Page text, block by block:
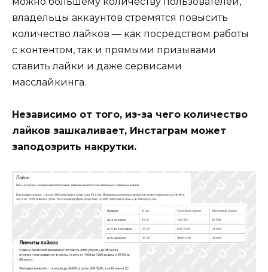
владельцы аккаунтов стремятся повысить
количество лайков — как посредством работы
с контентом, так и прямыми призывами
ставить лайки и даже сервисами
масслайкинга.
Независимо от того, из-за чего количество
лайков зашкаливает, Инстаграм может
заподозрить накрутки.